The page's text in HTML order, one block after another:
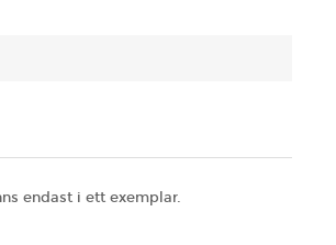
endast i ett exemplar.